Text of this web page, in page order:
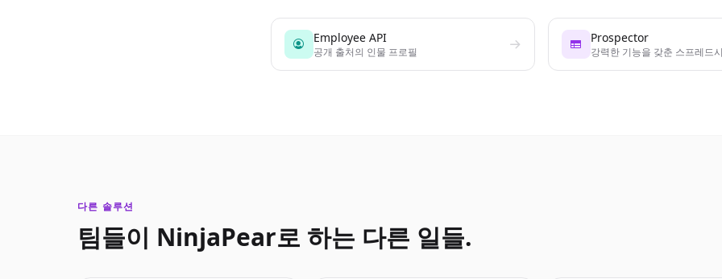
Employee API
공개 출처의 인물 프로필
Prospector
강력한 기능을 갖춘 스프레드
다른 솔루션
팀들이 NinjaPear로 하는 다른 일들.